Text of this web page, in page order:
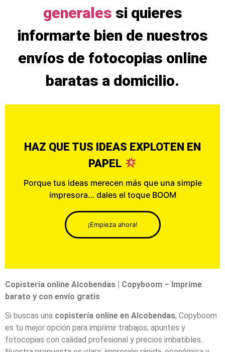
generales si quieres
informarte bien de nuestros
envíos de fotocopias online
baratas a domicilio.
HAZ QUE TUS IDEAS EXPLOTEN EN
PAPEL
Porque tus ideas merecen más que una simple
impresora… dales el toque BOOM
¡Empieza ahora!
Copistería online Alcobendas | Copyboom – Imprime
barato y con envío gratis
Si buscas una copistería online en Alcobendas, Copyboom
es tu mejor opción para imprimir trabajos, apuntes y
fotocopias con calidad profesional y precios imbatibles.